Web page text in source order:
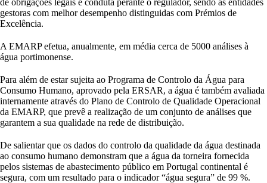
de obrigações legais e conduta perante o regulador, sendo as entidades
gestoras com melhor desempenho distinguidas com Prémios de
Excelência.
A EMARP efetua, anualmente, em média cerca de 5000 análises à
água portimonense.
Para além de estar sujeita ao Programa de Controlo da Água para
Consumo Humano, aprovado pela ERSAR, a água é também avaliada
internamente através do Plano de Controlo de Qualidade Operacional
da EMARP, que prevê a realização de um conjunto de análises que
garantem a sua qualidade na rede de distribuição.
De salientar que os dados do controlo da qualidade da água destinada
ao consumo humano demonstram que a água da torneira fornecida
pelos sistemas de abastecimento público em Portugal continental é
segura, com um resultado para o indicador “água segura” de 99 %.